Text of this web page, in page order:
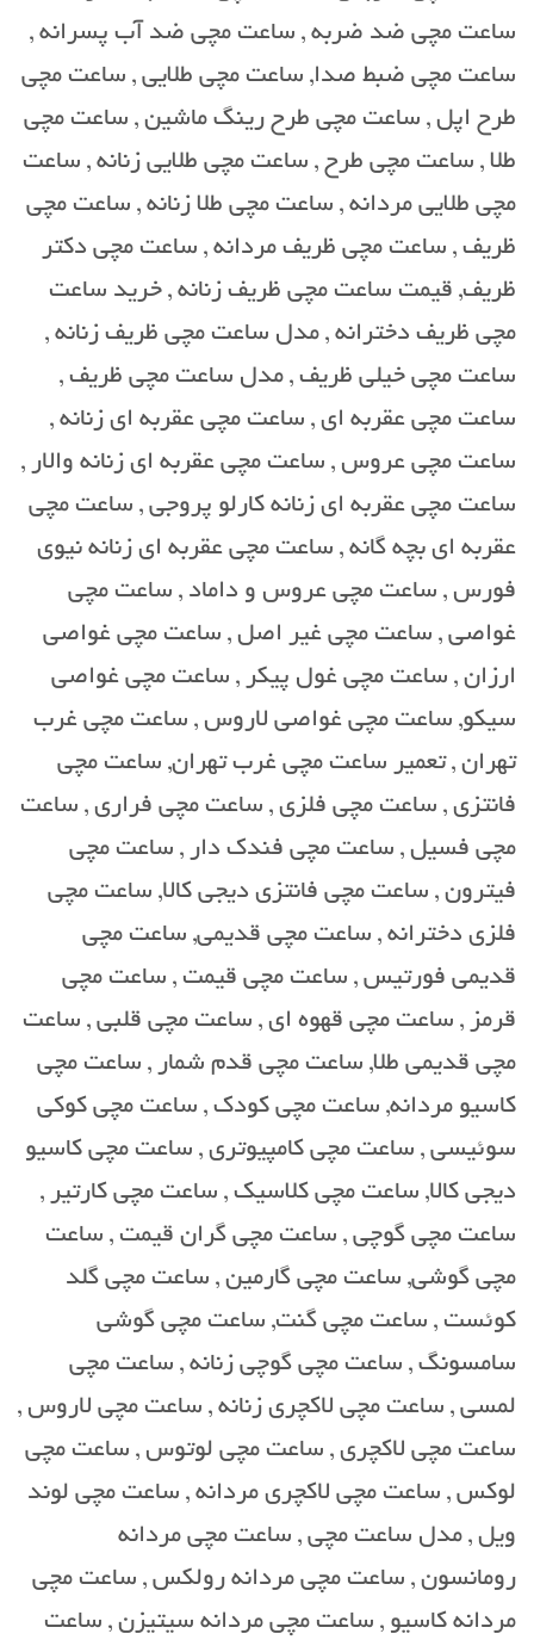
ساعت مچی ضد ضربه , ساعت مچی ضد آب پسرانه ,
ساعت مچی ضبط صدا, ساعت مچی طلایی , ساعت مچی
طرح اپل , ساعت مچی طرح رینگ ماشین , ساعت مچی
طلا , ساعت مچی طرح , ساعت مچی طلایی زنانه , ساعت
مچی طلایی مردانه , ساعت مچی طلا زنانه , ساعت مچی
ظریف , ساعت مچی ظریف مردانه , ساعت مچی دکتر
ظریف, قیمت ساعت مچی ظریف زنانه , خرید ساعت
مچی ظریف دخترانه , مدل ساعت مچی ظریف زنانه ,
ساعت مچی خیلی ظریف , مدل ساعت مچی ظریف ,
ساعت مچی عقربه ای , ساعت مچی عقربه ای زنانه ,
ساعت مچی عروس , ساعت مچی عقربه ای زنانه والار ,
ساعت مچی عقربه ای زنانه کارلو پروجی , ساعت مچی
عقربه ای بچه گانه , ساعت مچی عقربه ای زنانه نیوی
فورس , ساعت مچی عروس و داماد , ساعت مچی
غواصی , ساعت مچی غیر اصل , ساعت مچی غواصی
ارزان , ساعت مچی غول پیکر , ساعت مچی غواصی
سیکو, ساعت مچی غواصی لاروس , ساعت مچی غرب
تهران , تعمیر ساعت مچی غرب تهران, ساعت مچی
فانتزی , ساعت مچی فلزی , ساعت مچی فراری , ساعت
مچی فسیل , ساعت مچی فندک دار , ساعت مچی
فیترون , ساعت مچی فانتزی دیجی کالا, ساعت مچی
فلزی دخترانه , ساعت مچی قدیمی, ساعت مچی
قدیمی فورتیس , ساعت مچی قیمت , ساعت مچی
قرمز , ساعت مچی قهوه ای , ساعت مچی قلبی , ساعت
مچی قدیمی طلا, ساعت مچی قدم شمار , ساعت مچی
کاسیو مردانه, ساعت مچی کودک , ساعت مچی کوکی
سوئیسی , ساعت مچی کامپیوتری , ساعت مچی کاسیو
دیجی کالا, ساعت مچی کلاسیک , ساعت مچی کارتیر ,
ساعت مچی گوچی , ساعت مچی گران قیمت , ساعت
مچی گوشی, ساعت مچی گارمین , ساعت مچی گلد
کوئست , ساعت مچی گنت, ساعت مچی گوشی
سامسونگ , ساعت مچی گوچی زنانه , ساعت مچی
لمسی , ساعت مچی لاکچری زنانه , ساعت مچی لاروس ,
ساعت مچی لاکچری , ساعت مچی لوتوس , ساعت مچی
لوکس , ساعت مچی لاکچری مردانه , ساعت مچی لوند
ویل , مدل ساعت مچی , ساعت مچی مردانه
رومانسون , ساعت مچی مردانه رولکس , ساعت مچی
مردانه کاسیو , ساعت مچی مردانه سیتیزن , ساعت